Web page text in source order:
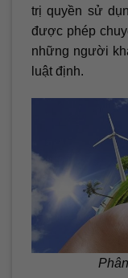
trị quyền sử
được phép
những người
luật định.